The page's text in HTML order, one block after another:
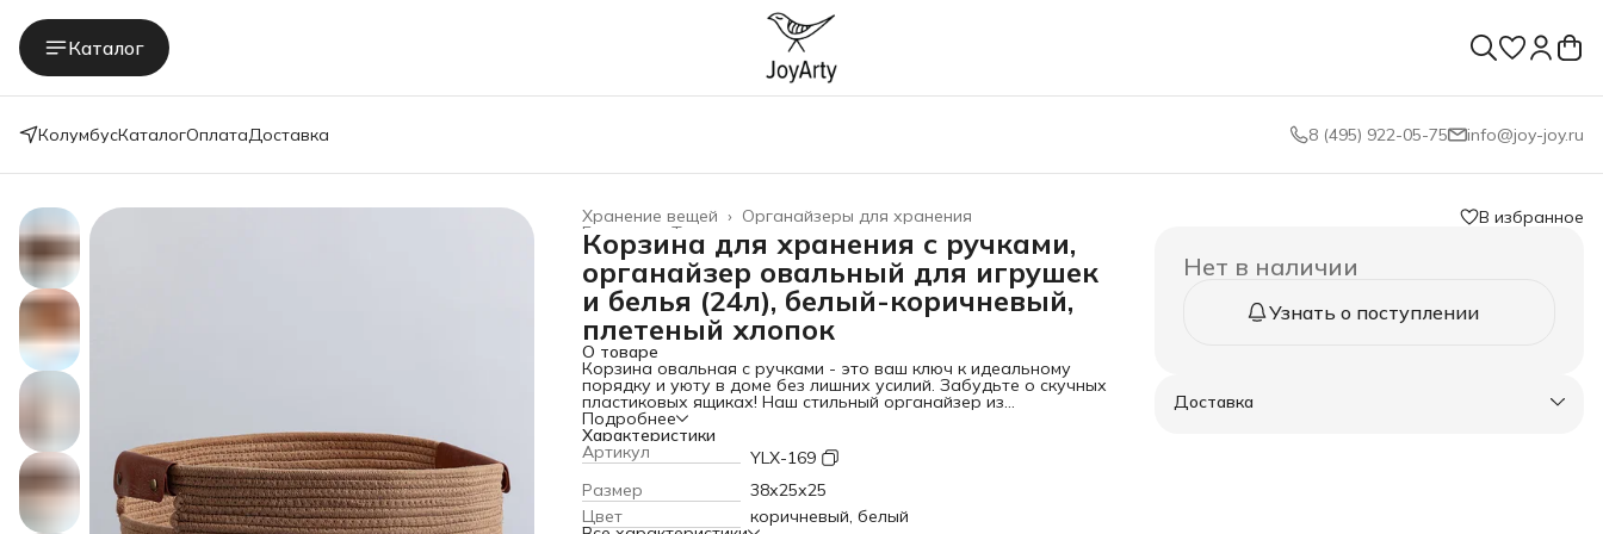
Каталог
КолумбусКаталогОплатаДоставка 8 (495) 922-05-75 info@joy-joy.ru
Органайзеры для хранения
Хранение вещей ›
Товары для дома
Главная
Корзина для хранения с ручками,
органайзер овальный для игрушек
и белья (24л), белый-коричневый,
плетеный хлопок
О товаре
Корзина овальная с ручками - это ваш ключ к идеальному
порядку и уюту в доме без лишних усилий. Забудьте о скучных
пластиковых ящиках! Наш стильный органайзер из
натурального хлопка с декоративными элементами из эко-
кожи не только прослужит долгие годы своей хозяйке,
благодаря плотному плетению, но и подарит приятные
тактильные ощущения во время использования. Аксессуары из
такого материала гораздо более экологичны, гипоаллергенны
и безопасны для всей семьи.Универсальный бельевой бак
легко впишется в интерьер любой комнаты, будь то спальня,
Подробнее
Характеристики
Артикул
YLX-169
Размер
38х25х25
Цвет
коричневый, белый
В избранное
Нет в наличии
Узнать о поступлении
Доставка